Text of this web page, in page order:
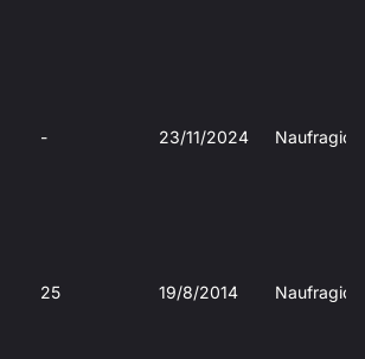
- 23/11/2024 Naufragio
25 19/8/2014 Naufragio